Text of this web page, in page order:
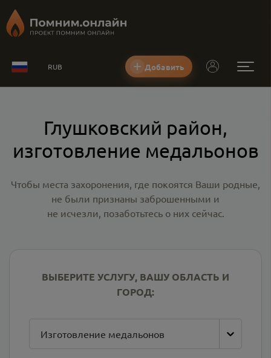
RUB Добавить
Глушковский район,
изготовление медальонов
Чтобы места захоронения, где покоятся Ваши родные,
не были признаны заброшенными и
не исчезли, позаботьтесь о них сейчас.
ВЫБЕРИТЕ УСЛУГУ, ВАШУ ОБЛАСТЬ И
ГОРОД:
Изготовление медальонов